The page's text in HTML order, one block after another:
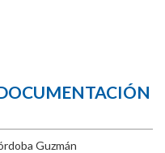
Guzmán